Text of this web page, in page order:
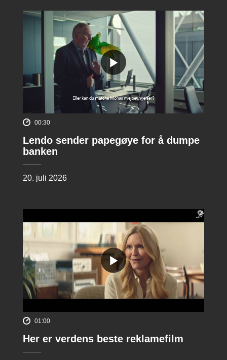
00:30
Lendo sender papegøye for å dumpe
banken
20. juli 2026
01:00
Her er verdens beste reklamefilm